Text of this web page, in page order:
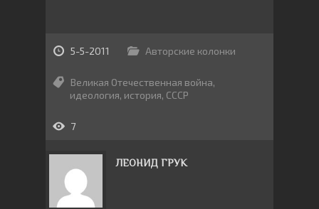
5-5-2011 Авторские колонки
Великая Отечественная война,
идеология, история, СССР
7
ЛЕОНИД ГРУК